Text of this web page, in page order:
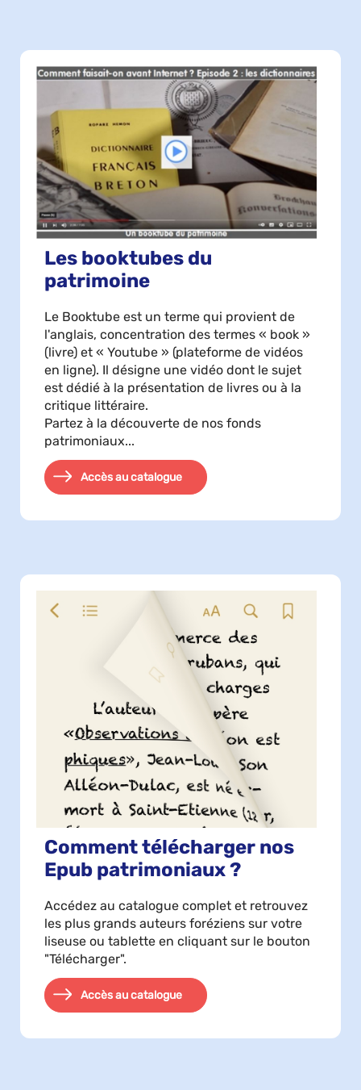
Les booktubes du
patrimoine
Le Booktube est un terme qui provient de
l'anglais, concentration des termes « book »
(livre) et « Youtube » (plateforme de vidéos
en ligne). Il désigne une vidéo dont le sujet
est dédié à la présentation de livres ou à la
critique littéraire.
Partez à la découverte de nos fonds
patrimoniaux...
Accès au catalogue
Comment télécharger nos
Epub patrimoniaux ?
Accédez au catalogue complet et retrouvez
les plus grands auteurs foréziens sur votre
liseuse ou tablette en cliquant sur le bouton
"Télécharger".
Accès au catalogue